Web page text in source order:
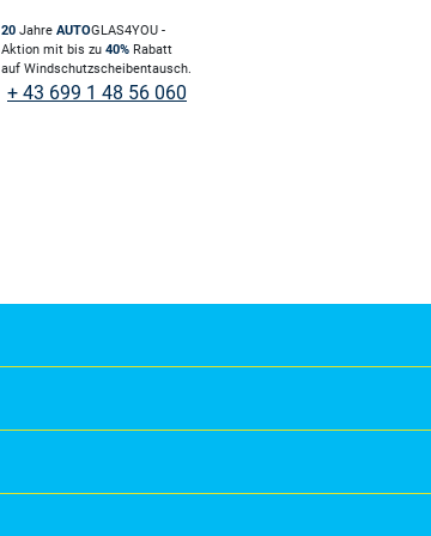
20 Jahre AUTOGLAS4YOU -
Aktion mit bis zu 40% Rabatt
auf Windschutzscheibentausch.
+ 43 699 1 48 56 060